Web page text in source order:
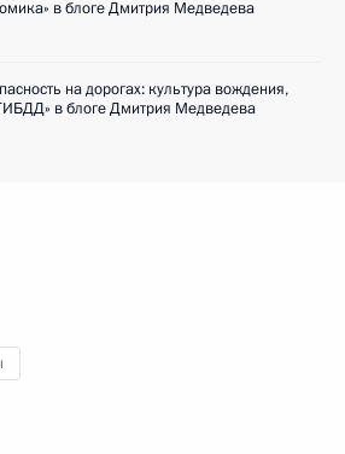
в блоге Дмитрия Медведева
на дорогах: культура вождения,
в блоге Дмитрия Медведева